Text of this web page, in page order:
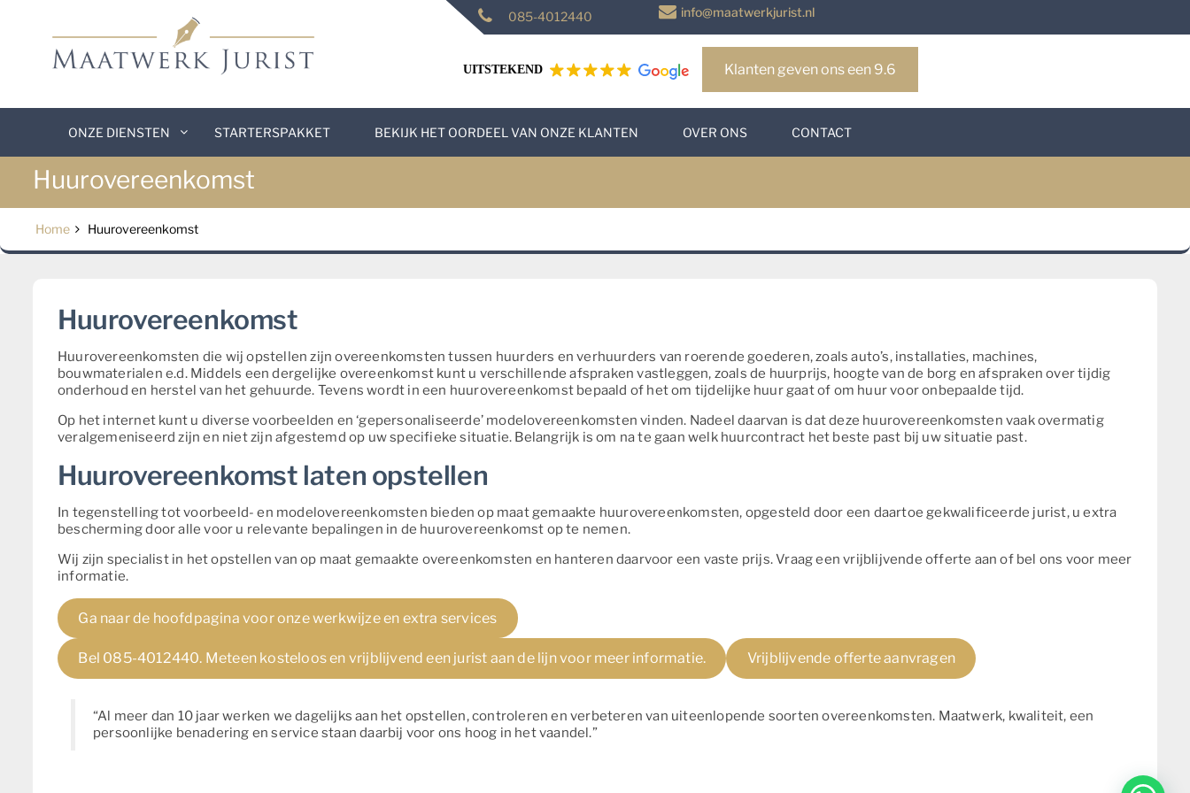
085-4012440 info@maatwerkjurist.nl
UITSTEKEND Klanten geven ons een 9.6
ONZE DIENSTEN STARTERSPAKKET BEKIJK HET OORDEEL VAN ONZE KLANTEN OVER ONS CONTACT
Huurovereenkomst
Home Huurovereenkomst
Huurovereenkomst
Huurovereenkomsten die wij opstellen zijn overeenkomsten tussen huurders en verhuurders van roerende goederen, zoals auto’s, installaties, machines,
bouwmaterialen e.d. Middels een dergelijke overeenkomst kunt u verschillende afspraken vastleggen, zoals de huurprijs, hoogte van de borg en afspraken over tijdig
onderhoud en herstel van het gehuurde. Tevens wordt in een huurovereenkomst bepaald of het om tijdelijke huur gaat of om huur voor onbepaalde tijd.
Op het internet kunt u diverse voorbeelden en ‘gepersonaliseerde’ modelovereenkomsten vinden. Nadeel daarvan is dat deze huurovereenkomsten vaak overmatig
veralgemeniseerd zijn en niet zijn afgestemd op uw specifieke situatie. Belangrijk is om na te gaan welk huurcontract het beste past bij uw situatie past.
Huurovereenkomst laten opstellen
In tegenstelling tot voorbeeld- en modelovereenkomsten bieden op maat gemaakte huurovereenkomsten, opgesteld door een daartoe gekwalificeerde jurist, u extra
bescherming door alle voor u relevante bepalingen in de huurovereenkomst op te nemen.
Wij zijn specialist in het opstellen van op maat gemaakte overeenkomsten en hanteren daarvoor een vaste prijs. Vraag een vrijblijvende offerte aan of bel ons voor meer
informatie.
Ga naar de hoofdpagina voor onze werkwijze en extra services
Bel 085-4012440. Meteen kosteloos en vrijblijvend een jurist aan de lijn voor meer informatie. Vrijblijvende offerte aanvragen
“Al meer dan 10 jaar werken we dagelijks aan het opstellen, controleren en verbeteren van uiteenlopende soorten overeenkomsten. Maatwerk, kwaliteit, een
persoonlijke benadering en service staan daarbij voor ons hoog in het vaandel.”